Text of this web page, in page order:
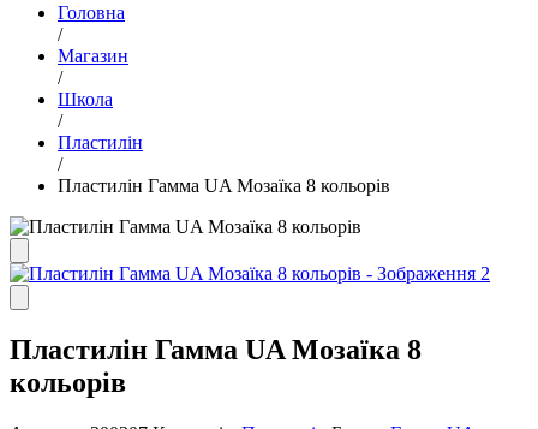
Головна
/
Магазин
/
Школа
/
Пластилін
/
Пластилін Гамма UA Мозаїка 8 кольорів
Пластилін Гамма UA Мозаїка 8
кольорів